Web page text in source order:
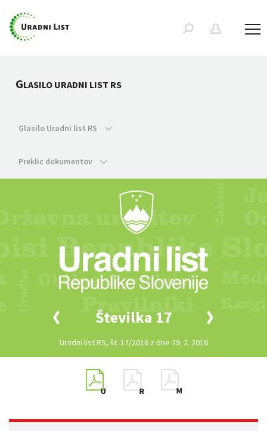
GLASILO URADNI LIST RS
Glasilo Uradni list RS
Preklic dokumentov
Številka 17
Uradni list RS, št. 17/2016 z dne 29. 2. 2016